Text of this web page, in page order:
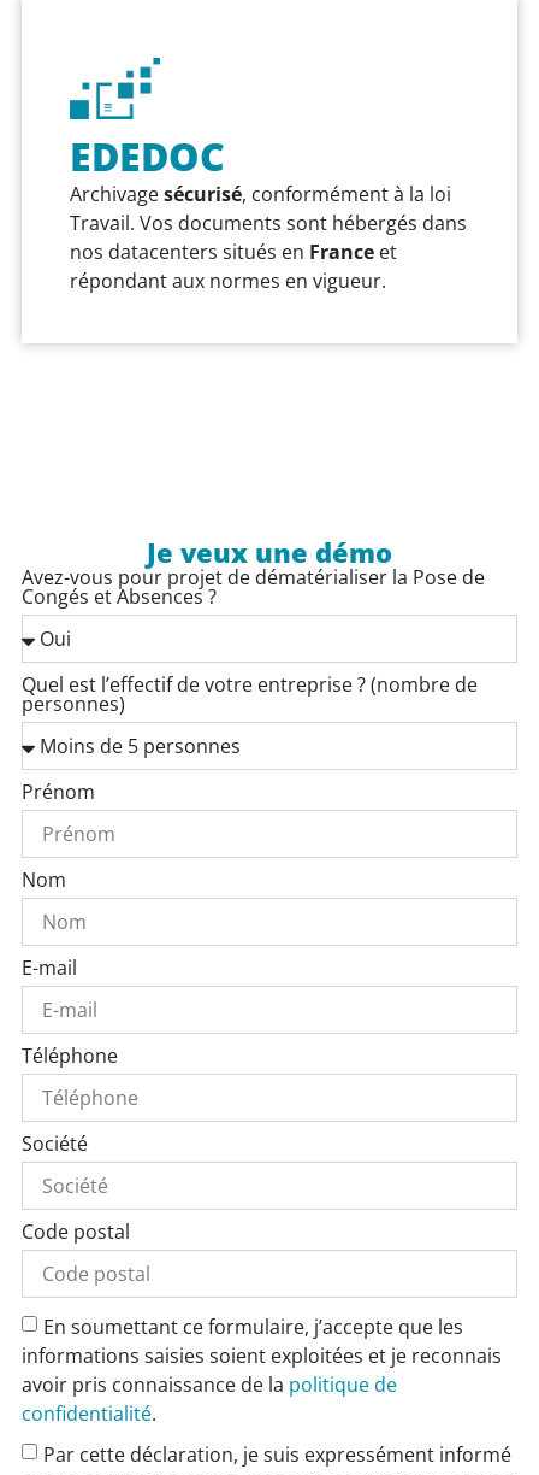
EDEDOC
Archivagesécurisé, conformément à la loi
Travail. Vos documents sont hébergés dans
nos datacenters situés en France et
répondant aux normes en vigueur.
Je veux une démo
Avez-vous pour projet de dématérialiser la Pose de
Congés et Absences ?
Quel est l’effectif de votre entreprise ? (nombre de
personnes)
Prénom
Nom
E-mail
Téléphone
Société
Code postal
En soumettant ce formulaire, j’accepte que les
informations saisies soient exploitées et je reconnais
avoir pris connaissance de la politique de
confidentialité.
Par cette déclaration, je suis expressément informé